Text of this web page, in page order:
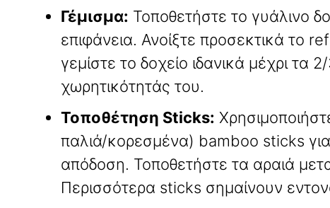
Γέμισμα: Τοποθετήστε το γυάλινο
επιφάνεια. Ανοίξτε προσεκτικά το
γεμίστε το δοχείο ιδανικά μέχρι τα
χωρητικότητάς του.
Τοποθέτηση Sticks:
παλιά/κορεσμένα) bamboo sticks
απόδοση. Τοποθετήστε τα αραιά
Περισσότερα sticks σημαίνουν